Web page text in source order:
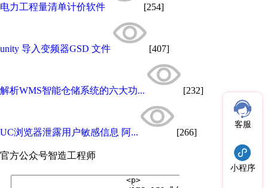
电力工程量清单计价软件 [254]
unity 导入变频器GSD 文件 [407]
解析WMS智能仓储系统的六大功... [232]
UC浏览器泄露用户敏感信息 阿... [266]
官方公众号智造工程师
客服
小程序